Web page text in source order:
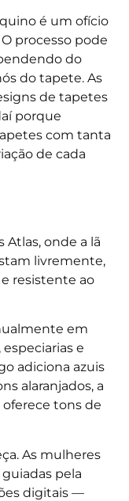
é um ofício
processo pode
do
do tapete. As
de tapetes
porque
com tanta
de cada
Atlas, onde a lã
livremente,
resistente ao
em
e
adiciona azuis
alaranjados, a
oferece tons de
As mulheres
pela
digitais —